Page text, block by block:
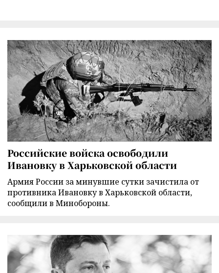
Российские войска освободили
Ивановку в Харьковской области
Армия России за минувшие сутки зачистила от
противника Ивановку в Харьковской области,
сообщили в Минобороны.